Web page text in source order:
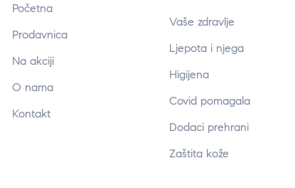
Početna
Prodavnica
Na akciji
O nama
Kontakt
Vaše zdravlje
Ljepota i njega
Higijena
Covid pomagala
Dodaci prehrani
Zaštita kože